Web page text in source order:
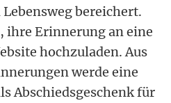
bereichert.
ihre Erinnerung an eine
hochzuladen. Aus
werde eine
Abschiedsgeschenk für